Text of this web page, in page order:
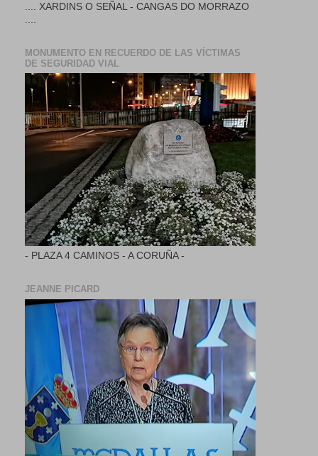
.... XARDINS O SEÑAL - CANGAS DO MORRAZO
MONUMENTO EN RECUERDO DE LAS VÍCTIMAS
DE SEGURIDAD VIAL
- PLAZA 4 CAMINOS - A CORUÑA -
JEANNE PICARD